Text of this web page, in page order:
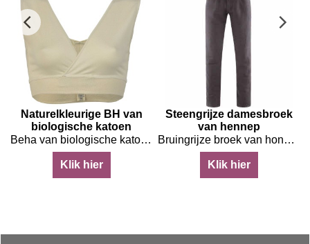
Naturelkleurige BH van
biologische katoen
Beha van biologische katoen in naturelkleur met brede schouderbandjes
Klik hier
Steengrijze damesbroek
van hennep
Bruingrijze broek van honderd procent hennep
Klik hier